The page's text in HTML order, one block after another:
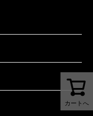
カートへ